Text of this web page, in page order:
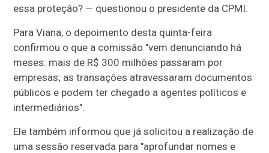
essa proteção? — questionou o presidente da CPMI.
Para Viana, o depoimento desta quinta-feira
confirmou o que a comissão "vem denunciando há
meses: mais de R$ 300 milhões passaram por
empresas; as transações atravessaram documentos
públicos e podem ter chegado a agentes políticos e
intermediários".
Ele também informou que já solicitou a realização de
uma sessão reservada para "aprofundar nomes e